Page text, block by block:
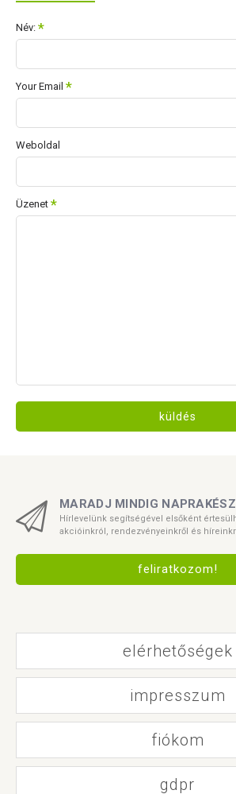
Név:
Your Email
Weboldal
Üzenet
küldés
MARADJ MINDIG
Hírlevelünk segítségével elsőként
akcióinkról, rendezvényeinkről és
feliratkozom!
elérhetőségek
impresszum
fiókom
gdpr